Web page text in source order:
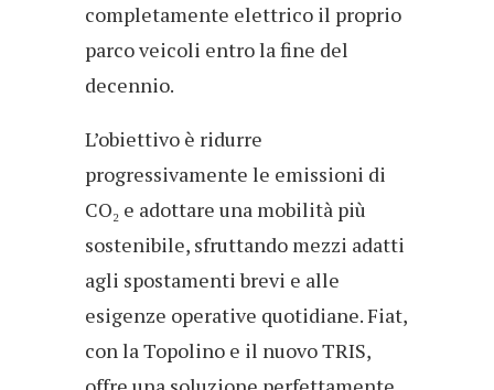
completamente elettrico il proprio
parco veicoli entro la fine del
decennio.
L’obiettivo è ridurre
progressivamente le emissioni di
CO₂ e adottare una mobilità più
sostenibile, sfruttando mezzi adatti
agli spostamenti brevi e alle
esigenze operative quotidiane. Fiat,
con la Topolino e il nuovo TRIS,